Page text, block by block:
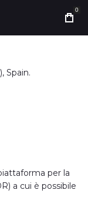
0
Spain.
per la
a cui è possibile